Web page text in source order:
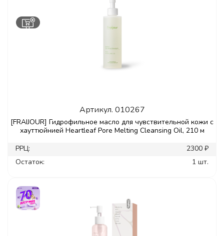
Артикул. 010267
[FRAIJOUR] Гидрофильное масло для чувствительной кожи с
хауттюйнией Heartleaf Pore Melting Cleansing Oil, 210 м
РРЦ:
2300 ₽
Остаток:
1 шт.